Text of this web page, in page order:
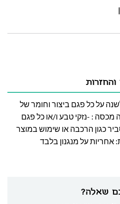
|
שאלה?
על כל פגם ביצור וחומר של
מכסה : -נזקי טבע ו/או כל פגם
כגון הרכבה או שימוש במוצר
אחריות על מנגנון בלבד